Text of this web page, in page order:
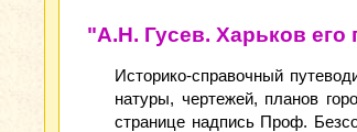
"А.Н. Гусев. Харьков его
Историко-справочный
натуры, чертежей, планов
странице надпись Проф.